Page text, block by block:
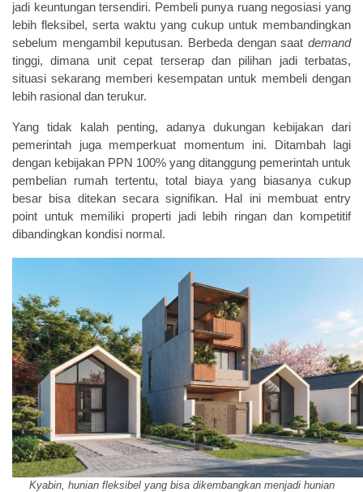
jadi keuntungan tersendiri. Pembeli punya ruang negosiasi yang
lebih fleksibel, serta waktu yang cukup untuk membandingkan
sebelum mengambil keputusan. Berbeda dengan saat demand
tinggi, dimana unit cepat terserap dan pilihan jadi terbatas,
situasi sekarang memberi kesempatan untuk membeli dengan
lebih rasional dan terukur.
Yang tidak kalah penting, adanya dukungan kebijakan dari
pemerintah juga memperkuat momentum ini. Ditambah lagi
dengan kebijakan PPN 100% yang ditanggung pemerintah untuk
pembelian rumah tertentu, total biaya yang biasanya cukup
besar bisa ditekan secara signifikan. Hal ini membuat entry
point untuk memiliki properti jadi lebih ringan dan kompetitif
dibandingkan kondisi normal.
Kyabin, hunian fleksibel yang bisa dikembangkan menjadi hunian